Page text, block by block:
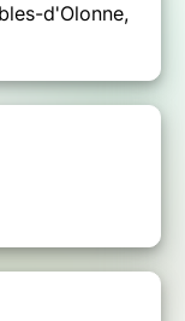
d'Olonne,